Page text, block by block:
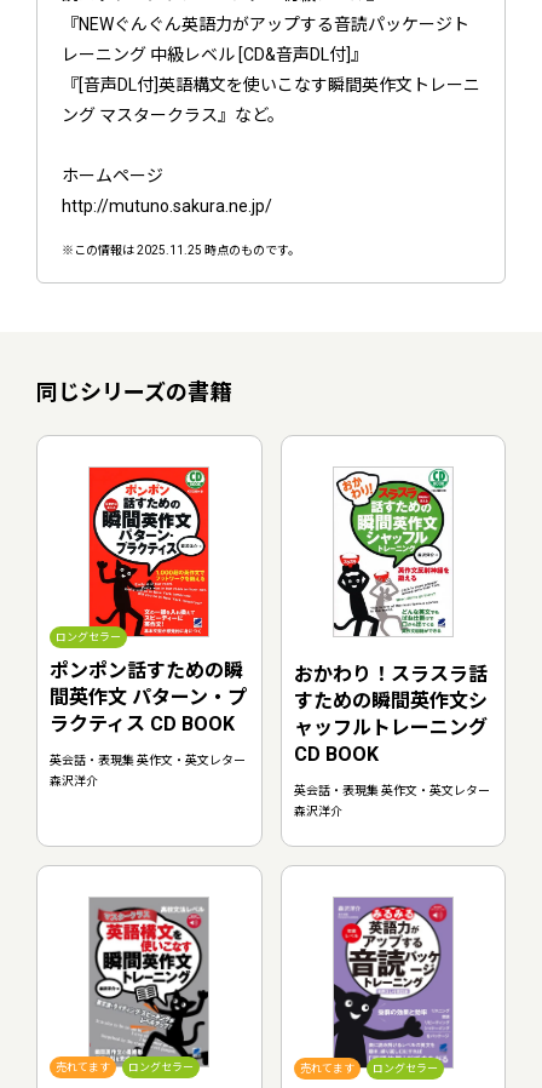
『NEWぐんぐん英語力がアップする音読パッケージト
レーニング 中級レベル [CD&音声DL付]』
『[音声DL付]英語構文を使いこなす瞬間英作文トレーニ
ング マスタークラス』など。
ホームページ
http://mutuno.sakura.ne.jp/
※この情報は 2025.11.25 時点のものです。
同じシリーズの書籍
ロングセラー
ポンポン話すための瞬
間英作文 パターン・プ
ラクティス CD BOOK
英会話・表現集 英作文・英文レター
森沢洋介
おかわり！スラスラ話
すための瞬間英作文シ
ャッフルトレーニング
CD BOOK
英会話・表現集 英作文・英文レター
森沢洋介
売れてます ロングセラー 売れてます ロングセラー